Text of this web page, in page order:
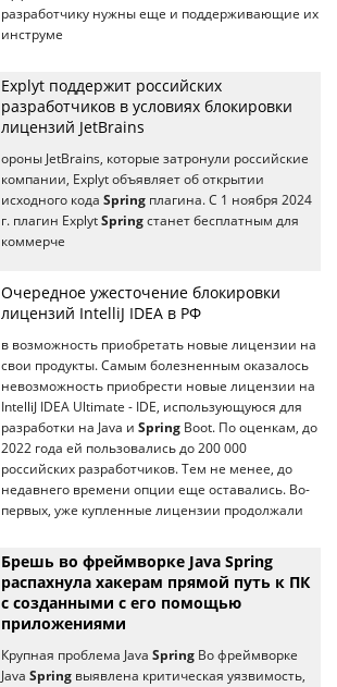
разработчику нужны еще и поддерживающие их
инструме
Explyt поддержит российских
разработчиков в условиях блокировки
лицензий JetBrains
ороны JetBrains, которые затронули российские
компании, Explyt объявляет об открытии
исходного кода Spring плагина. С 1 ноября 2024
г. плагин Explyt Spring станет бесплатным для
коммерче
Очередное ужесточение блокировки
лицензий IntelliJ IDEA в РФ
в возможность приобретать новые лицензии на
свои продукты. Самым болезненным оказалось
невозможность приобрести новые лицензии на
IntelliJ IDEA Ultimate - IDE, использующуюся для
разработки на Java и Spring Boot. По оценкам, до
2022 года ей пользовались до 200 000
российских разработчиков. Тем не менее, до
недавнего времени опции еще оставались. Во-
первых, уже купленные лицензии продолжали
Брешь во фреймворке Java Spring
распахнула хакерам прямой путь к ПК
с созданными с его помощью
приложениями
Крупная проблема Java Spring Во фреймворке
Java Spring выявлена критическая уязвимость,